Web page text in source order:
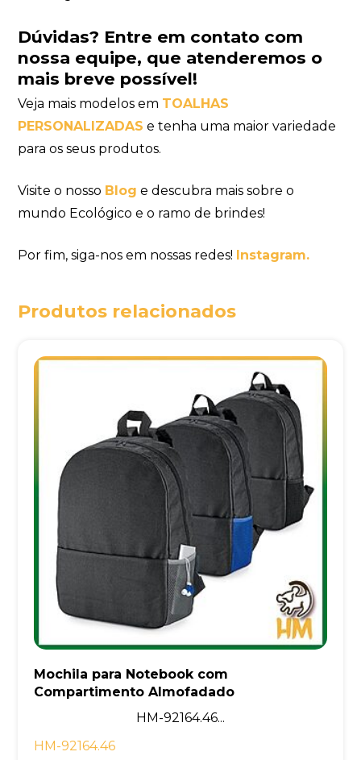
Dúvidas? Entre em contato com
nossa equipe, que atenderemos o
mais breve possível!
Veja mais modelos em TOALHAS
PERSONALIZADAS e tenha uma maior variedade
para os seus produtos.
Visite o nosso Blog e descubra mais sobre o
mundo Ecológico e o ramo de brindes!
Por fim, siga-nos em nossas redes! Instagram.
Produtos relacionados
Mochila para Notebook com
Compartimento Almofadado
HM-92164.46...
HM-92164.46